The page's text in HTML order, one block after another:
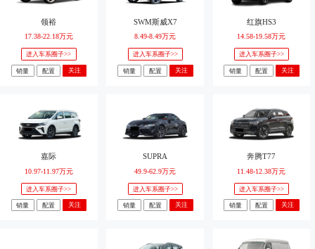
领裕
17.38-22.18万元
进入车系圈子>>
销量 配置 关注
SWM斯威X7
8.49-8.49万元
进入车系圈子>>
销量 配置 关注
红旗HS3
14.58-19.58万元
进入车系圈子>>
销量 配置 关注
嘉际
10.97-11.97万元
进入车系圈子>>
销量 配置 关注
SUPRA
49.9-62.9万元
进入车系圈子>>
销量 配置 关注
奔腾T77
11.48-12.38万元
进入车系圈子>>
销量 配置 关注